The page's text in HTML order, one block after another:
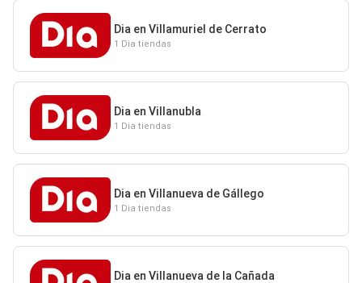
Dia en Villamuriel de Cerrato
1 Dia tiendas
Dia en Villanubla
1 Dia tiendas
Dia en Villanueva de Gállego
1 Dia tiendas
Dia en Villanueva de la Cañada